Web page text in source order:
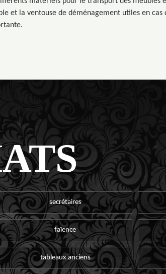
et la ventouse de déménagement utiles en cas
secrétaires
faïence
tableaux anciens